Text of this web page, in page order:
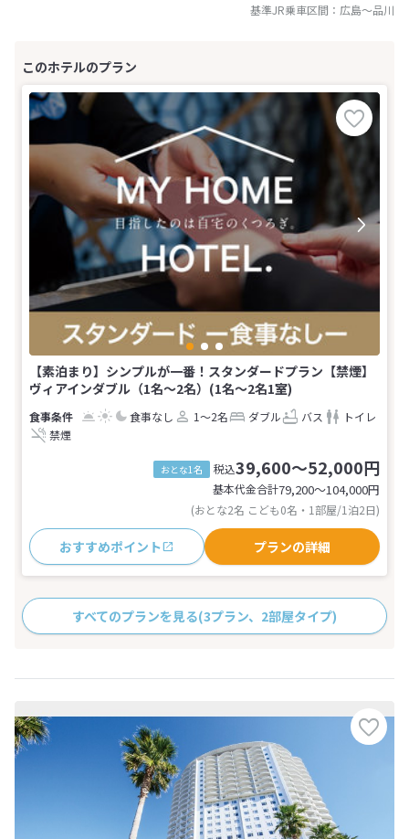
基準JR乗車区間： 広島～品川
【素泊まり】シンプルが一番！スタンダードプラン【禁煙】
ヴィアインダブル（1名〜2名）(1名～2名1室)
食事なし 1～2名 ダブル バス
トイレ
禁煙
おとな1名 税込39,600～52,000円
基本代金合計79,200〜104,000円
(おとな2名 こども0名・1部屋/1泊2日)
おすすめポイント プランの詳細
すべてのプランを見る(3プラン、2部屋タイプ)